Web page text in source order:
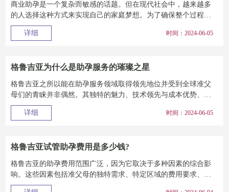
商业助孕是一个复杂而敏感的话题。但在现代社会中，越来越多
的人选择这种方式来实现自己的家庭梦想。为了确保整个过程的
顺利进行，选择一家...
详细
时间：2024-06-05
格鲁吉亚为什么是助孕服务的璀璨之星
格鲁吉亚之所以能在助孕服务领域取得领先地位并受到全球准父
母们的青睐并非偶然。其独特的魅力、技术领先与成本优势、法
律保障与道德坚守以...
详细
时间：2024-06-05
格鲁吉亚试管助孕费用是多少钱?
格鲁吉亚的助孕费用范围广泛，因为它取决于多种因素的综合影
响。这些因素包括准父母的独特需求、特定区域的费用要求、是
否需要捐卵、受精尝...